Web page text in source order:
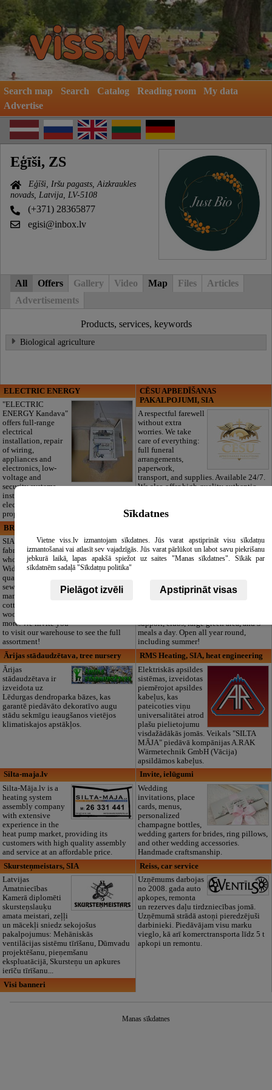
Search map Search Catalog Reading room
My data
Advertise
Eģīši, ZS
Eģīši, Iršu pagasts, Aizkraukles
novads, Latvija, LV-5108
(+371) 28365877
egisi@inbox.lv
All Offers Gallery Video Map Files
Articles
Advertisements
Products, services, keywords
Biological agriculture
ELECTRIC ENERGY
"ELECTRIC
ENERGY Kandava"
offers full-range
electrical
installation, repair
of wiring,
appliances and
electronics, low-
voltage and
security systems
installation, design, measurements, and
electrical safety risk assessment for
properties.
CĒSU APBEDĪŠANAS
PAKALPOJUMI, SIA
A respectful farewell
without extra
worries. We take
care of everything:
full funeral
arrangements,
paperwork,
transport, and supplies. Available 24/7.
We also offer high-quality authentic
BRISTOLS ES, SIA
SIA "Bristols ES" -
fabric outlet and
wholesale in Riga.
Wide range of high-
quality textiles for
sewing and
manufacturing:
cotton, linen, silk,
wool, jersey, and
more. We invite you
to visit our warehouse to see the full
assortment!
izglītības iestāde
Private kindergarten
“Maza Rasiņa” in
children aged 10
months to 6 years.
support, clubs, large green area, and 3
meals a day. Open all year round,
including summer!
Ārijas stādaudzētava, tree nursery
Ārijas
stādaudzētava ir
izveidota uz
Lēdurgas dendroparka bāzes, kas
garantē piedāvāto dekoratīvo augu
stādu sekmīgu ieaugšanos vietējos
klimatiskajos apstākļos.
RMS Heating, SIA, heat engineering
Elektriskās apsildes
sistēmas, izveidotas
piemērojot apsildes
kabeļus, kas
pateicoties viņu
universalitātei atrod
plašu pielietojumu
visdažādākās jomās. Veikals "SILTA
MĀJA" piedāvā kompānijas A.RAK
Wärmetechnik GmbH (Vācija)
apsildāmos kabeļus.
Silta-maja.lv
Silta-Māja.lv is a
heating system
assembly company
with extensive
experience in the
heat pump market, providing its
customers with high quality assembly
and service at an affordable price.
Invite, ielūgumi
Wedding
invitations, place
cards, menus,
personalized
champagne bottles,
wedding garters for brides, ring pillows,
and other wedding accessories.
Handmade craftsmanship.
Skursteņmeistars, SIA
Latvijas
Amatniecības
Kamerā diplomēti
skursteņslauķu
amata meistari, zeļļi
un mācekļi sniedz sekojošus
pakalpojumus: Mehāniskās
ventilācijas sistēmu tīrīšanu, Dūmvadu
projektēšanu, pieņemšanu
ekspluatācijā, Skursteņu un apkures
ierīču tīrīšanu...
Reiss, car service
Uzņēmums darbojas
no 2008. gada auto
apkopes, remonta
un rezerves daļu tirdzniecības jomā.
Uzņēmumā strādā astoņi pieredzējuši
darbinieki. Piedāvājam visu marku
vieglo, kā arī komerctransporta līdz 5 t
apkopi un remontu.
Visi banneri
Sīkdatnes
Vietne viss.lv izmantojam sīkdatnes. Jūs varat apstiprināt visu sīkdatņu
izmantošanai vai atlasīt sev vajadzīgās. Jūs varat pārlūkot un labot savu piekrišanu
jebkurā laikā, lapas apakšā spiežot uz saites "Manas sīkdatnes". Sīkāk par
sīkdatnēm sadaļā "Sīkdatņu politika"
Pielāgot izvēli Apstiprināt visas
Manas sīkdatnes